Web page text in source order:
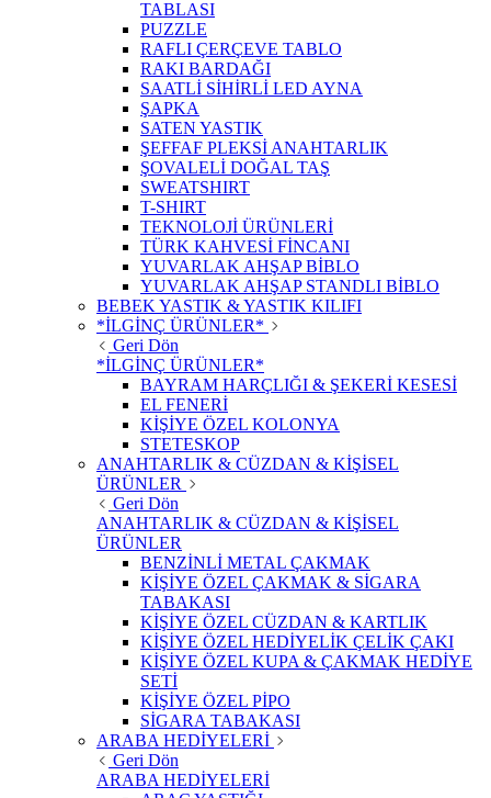
TABLASI
PUZZLE
RAFLI ÇERÇEVE TABLO
RAKI BARDAĞI
SAATLİ SİHİRLİ LED AYNA
ŞAPKA
SATEN YASTIK
ŞEFFAF PLEKSİ ANAHTARLIK
ŞOVALELİ DOĞAL TAŞ
SWEATSHIRT
T-SHIRT
TEKNOLOJİ ÜRÜNLERİ
TÜRK KAHVESİ FİNCANI
YUVARLAK AHŞAP BİBLO
YUVARLAK AHŞAP STANDLI BİBLO
BEBEK YASTIK & YASTIK KILIFI
*İLGİNÇ ÜRÜNLER*
Geri Dön
*İLGİNÇ ÜRÜNLER*
BAYRAM HARÇLIĞI & ŞEKERİ KESESİ
EL FENERİ
KİŞİYE ÖZEL KOLONYA
STETESKOP
ANAHTARLIK & CÜZDAN & KİŞİSEL
ÜRÜNLER
Geri Dön
ANAHTARLIK & CÜZDAN & KİŞİSEL
ÜRÜNLER
BENZİNLİ METAL ÇAKMAK
KİŞİYE ÖZEL ÇAKMAK & SİGARA
TABAKASI
KİŞİYE ÖZEL CÜZDAN & KARTLIK
KİŞİYE ÖZEL HEDİYELİK ÇELİK ÇAKI
KİŞİYE ÖZEL KUPA & ÇAKMAK HEDİYE
SETİ
KİŞİYE ÖZEL PİPO
SİGARA TABAKASI
ARABA HEDİYELERİ
Geri Dön
ARABA HEDİYELERİ